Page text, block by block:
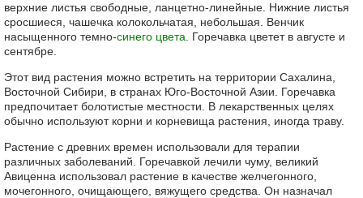
верхние листья свободные, ланцетно-линейные. Нижние листья
сросшиеся, чашечка колокольчатая, небольшая. Венчик
насыщенного темно-синего цвета . Горечавка цветет в августе и
сентябре.
Этот вид растения можно встретить на территории Сахалина,
Восточной Сибири, в странах Юго-Восточной Азии. Горечавка
предпочитает болотистые местности. В лекарственных целях
обычно используют корни и корневища растения, иногда траву.
Растение с древних времен использовали для терапии
различных заболеваний. Горечавкой лечили чуму, великий
Авиценна использовал растение в качестве желчегонного,
мочегонного, очищающего, вяжущего средства. Он назначал